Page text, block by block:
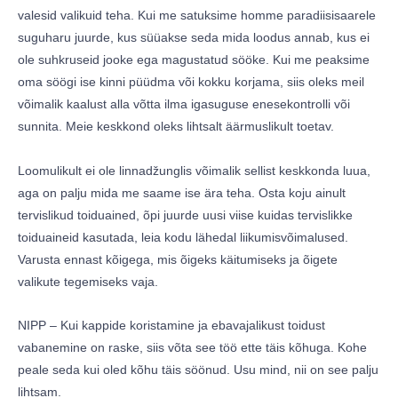
valesid valikuid teha. Kui me satuksime homme paradiisisaarele
suguharu juurde, kus süüakse seda mida loodus annab, kus ei
ole suhkruseid jooke ega magustatud sööke. Kui me peaksime
oma söögi ise kinni püüdma või kokku korjama, siis oleks meil
võimalik kaalust alla võtta ilma igasuguse enesekontrolli või
sunnita. Meie keskkond oleks lihtsalt äärmuslikult toetav.
Loomulikult ei ole linnadžunglis võimalik sellist keskkonda luua,
aga on palju mida me saame ise ära teha. Osta koju ainult
tervislikud toiduained, õpi juurde uusi viise kuidas tervislikke
toiduaineid kasutada, leia kodu lähedal liikumisvõimalused.
Varusta ennast kõigega, mis õigeks käitumiseks ja õigete
valikute tegemiseks vaja.
NIPP – Kui kappide koristamine ja ebavajalikust toidust
vabanemine on raske, siis võta see töö ette täis kõhuga. Kohe
peale seda kui oled kõhu täis söönud. Usu mind, nii on see palju
lihtsam.